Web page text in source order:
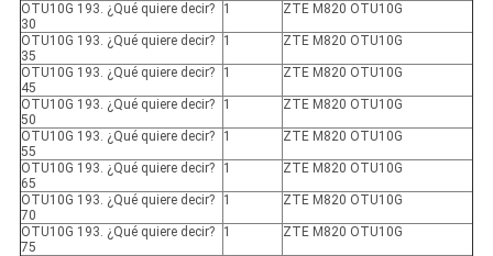
OTU10G 193. ¿Qué quiere decir?
30
1 ZTE M820 OTU10G
OTU10G 193. ¿Qué quiere decir?
35
1 ZTE M820 OTU10G
OTU10G 193. ¿Qué quiere decir?
45
1 ZTE M820 OTU10G
OTU10G 193. ¿Qué quiere decir?
50
1 ZTE M820 OTU10G
OTU10G 193. ¿Qué quiere decir?
55
1 ZTE M820 OTU10G
OTU10G 193. ¿Qué quiere decir?
65
1 ZTE M820 OTU10G
OTU10G 193. ¿Qué quiere decir?
70
1 ZTE M820 OTU10G
OTU10G 193. ¿Qué quiere decir?
75
1 ZTE M820 OTU10G